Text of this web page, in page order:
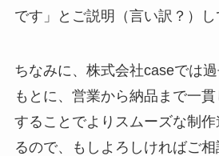
です」とご説明（言い訳？）し
ちなみに、株式会社caseでは
もとに、営業から納品まで一
することでよりスムーズな制
るので、もしよろしければご相